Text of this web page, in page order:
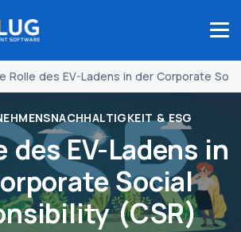
Rolle des EV-Ladens in der Corporate
& ESG
des EV-Ladens in
Social
(CSR)